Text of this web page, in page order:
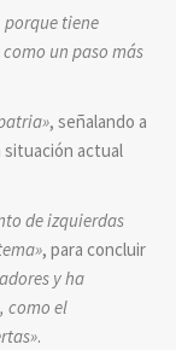
porque tiene
un paso más
, señalando a
situación actual
de izquierdas
, para concluir
y ha
como el
.